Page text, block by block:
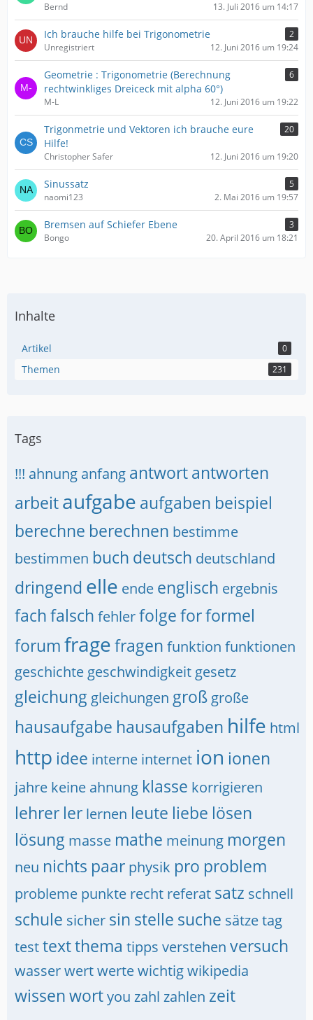
Bernd 13. Juli 2016 um 14:17
Ich brauche hilfe bei Trigonometrie
2
Unregistriert
12. Juni 2016 um 19:24
Geometrie : Trigonometrie (Berechnung
rechtwinkliges Dreiceck mit alpha 60°)
6
M-L 12. Juni 2016 um 19:22
Trigonmetrie und Vektoren ich brauche eure
Hilfe!
20
Christopher Safer 12. Juni 2016 um 19:20
Sinussatz
5
naomi123
2. Mai 2016 um 19:57
Bremsen auf Schiefer Ebene
3
Bongo
20. April 2016 um 18:21
Inhalte
Artikel 0
Themen 231
Tags
!!! ahnung anfang antwortantworten
arbeitaufgabe aufgaben beispiel
berechne berechnen bestimme
bestimmen buch deutsch deutschland
dringend elle ende englisch ergebnis
fachfalsch fehlerfolgeforformel
forumfragefragen funktion funktionen
geschichte geschwindigkeit gesetz
gleichung gleichungen groß große
hausaufgabe hausaufgaben hilfe html
http idee interne internet ion ionen
jahre keine ahnung klasse korrigieren
lehrer ler lernen leute liebe lösen
lösung masse mathe meinung morgen
neu nichts paar physik pro problem
probleme punkte recht referat satz schnell
schule sicher sin stelle suche sätzetag
testtextthema tipps verstehen versuch
wasserwertwertewichtigwikipedia
wissenwortyou zahl zahlen zeit